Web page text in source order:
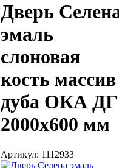
Дверь
эмаль
слоновая
кость массив
дуба ОКА ДГ
2000х600 мм
Артикул: 1112933